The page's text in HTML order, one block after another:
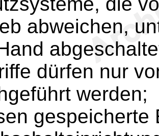
abweichen,
dürfen nur
werden;
gespeicherte